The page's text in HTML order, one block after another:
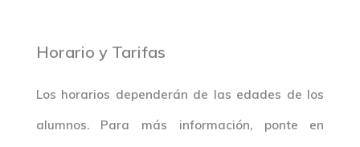
Horario y Tarifas
Los horarios dependerán de las edades de los
alumnos. Para más información, ponte en